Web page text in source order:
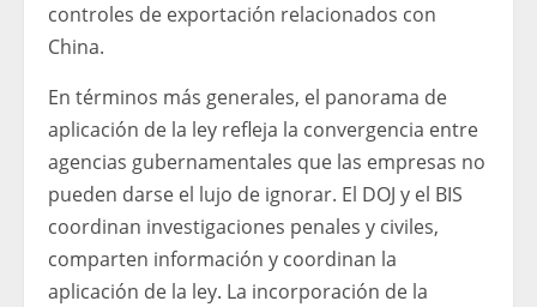
controles de exportación relacionados con
China.
En términos más generales, el panorama de
aplicación de la ley refleja la convergencia entre
agencias gubernamentales que las empresas no
pueden darse el lujo de ignorar. El DOJ y el BIS
coordinan investigaciones penales y civiles,
comparten información y coordinan la
aplicación de la ley. La incorporación de la